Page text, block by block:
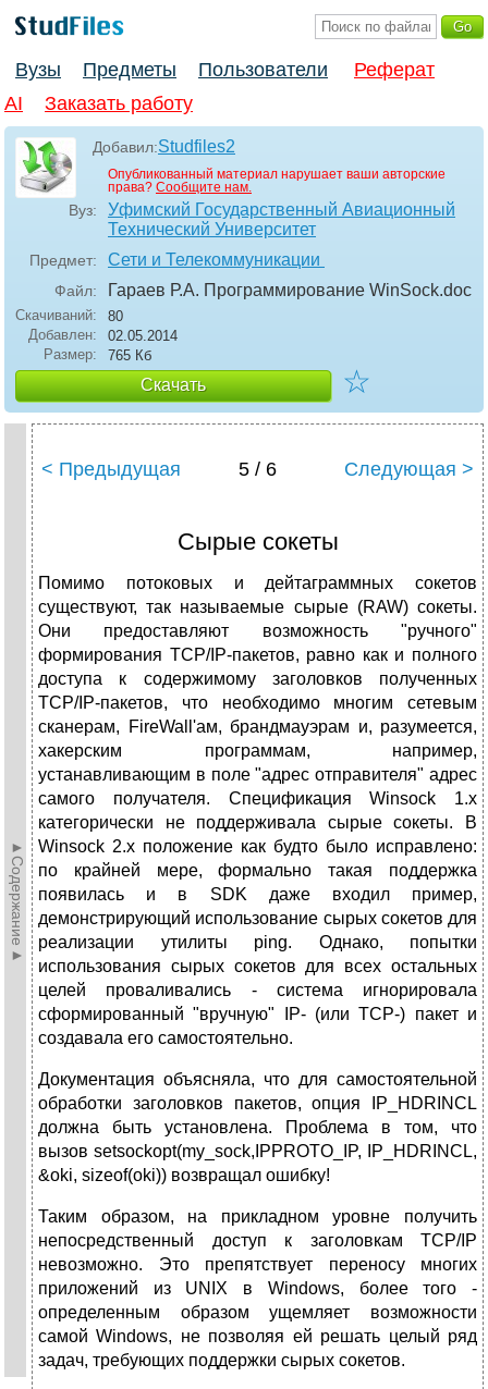
Вузы Предметы Пользователи
Реферат
AI
Заказать работу
Добавил:Studfiles2
Опубликованный материал нарушает ваши авторские
права? Сообщите нам.
Вуз:
Уфимский Государственный Авиационный
Технический Университет
Предмет: Сети и Телекоммуникации
Файл: Гараев Р.А. Программирование WinSock.doc
Скачиваний:
80
Добавлен:
02.05.2014
Размер:
765 Кб
Скачать ☆
►Содержание►
< Предыдущая 5 / 6 Следующая >
Сырые сокеты
Помимо потоковых и дейтаграммных сокетов
существуют, так называемые сырые (RAW) сокеты.
Они предоставляют возможность "ручного"
формирования TCP/IP-пакетов, равно как и полного
доступа к содержимому заголовков полученных
TCP/IP-пакетов, что необходимо многим сетевым
сканерам, FireWall'ам, брандмауэрам и, разумеется,
хакерским программам, например,
устанавливающим в поле "адрес отправителя" адрес
самого получателя. Спецификация Winsock 1.x
категорически не поддерживала сырые сокеты. В
Winsock 2.x положение как будто было исправлено:
по крайней мере, формально такая поддержка
появилась и в SDK даже входил пример,
демонстрирующий использование сырых сокетов для
реализации утилиты ping. Однако, попытки
использования сырых сокетов для всех остальных
целей проваливались - система игнорировала
сформированный "вручную" IP- (или TCP-) пакет и
создавала его самостоятельно.
Документация объясняла, что для самостоятельной
обработки заголовков пакетов, опция IP_HDRINCL
должна быть установлена. Проблема в том, что
вызов setsockopt(my_sock,IPPROTO_IP, IP_HDRINCL,
&oki, sizeof(oki)) возвращал ошибку!
Таким образом, на прикладном уровне получить
непосредственный доступ к заголовкам TCP/IP
невозможно. Это препятствует переносу многих
приложений из UNIX в Windows, более того -
определенным образом ущемляет возможности
самой Windows, не позволяя ей решать целый ряд
задач, требующих поддержки сырых сокетов.